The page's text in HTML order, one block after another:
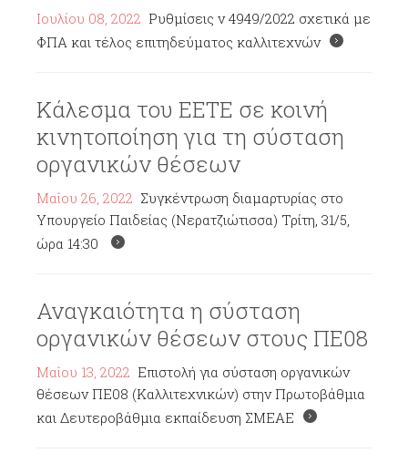
Ιουλίου 08, 2022 Ρυθμίσεις ν 4949/2022 σχετικά με
ΦΠΑ και τέλος επιτηδεύματος καλλιτεχνών
Κάλεσμα του ΕΕΤΕ σε κοινή
κινητοποίηση για τη σύσταση
οργανικών θέσεων
Μαΐου 26, 2022 Συγκέντρωση διαμαρτυρίας στο
Υπουργείο Παιδείας (Νερατζιώτισσα) Τρίτη, 31/5,
ώρα 14:30
Αναγκαιότητα η σύσταση
οργανικών θέσεων στους ΠΕ08
Μαΐου 13, 2022 Επιστολή για σύσταση οργανικών
θέσεων ΠΕ08 (Καλλιτεχνικών) στην Πρωτοβάθμια
και Δευτεροβάθμια εκπαίδευση ΣΜΕΑΕ